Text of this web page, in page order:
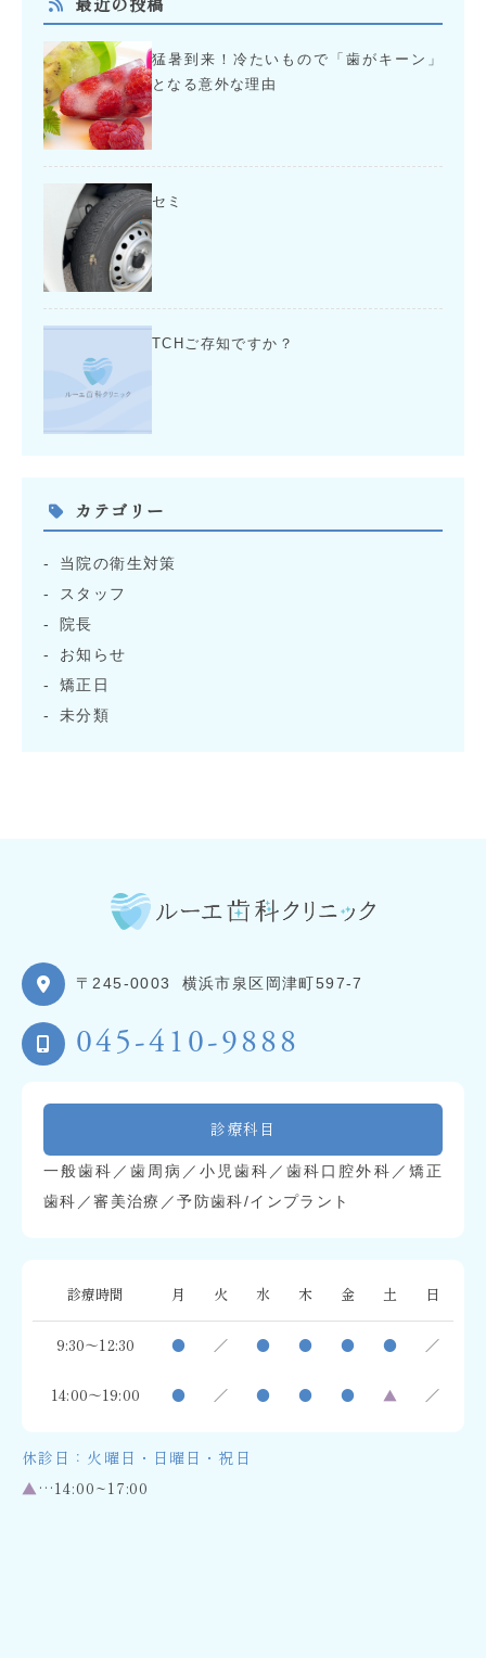
最近の投稿
猛暑到来！冷たいもので「歯がキーン」
となる意外な理由
セミ
TCHご存知ですか？
カテゴリー
当院の衛生対策
スタッフ
院長
お知らせ
矯正日
未分類
〒245-0003 横浜市泉区岡津町597-7
045-410-9888
診療科目
一般歯科／歯周病／小児歯科／歯科口腔外科／矯正
歯科／審美治療／予防歯科/インプラント
診療時間 月 火 水 木 金 土 日
9:30～12:30 ● ／ ● ● ● ● ／
14:00～19:00 ● ／ ● ● ● ▲ ／
休診日：火曜日・日曜日・祝日
▲ …14:00~17:00